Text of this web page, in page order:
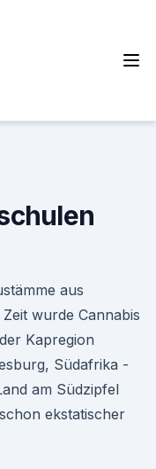
aus
wurde Cannabis
Kapregion
Südafrika -
am Südzipfel
ekstatischer